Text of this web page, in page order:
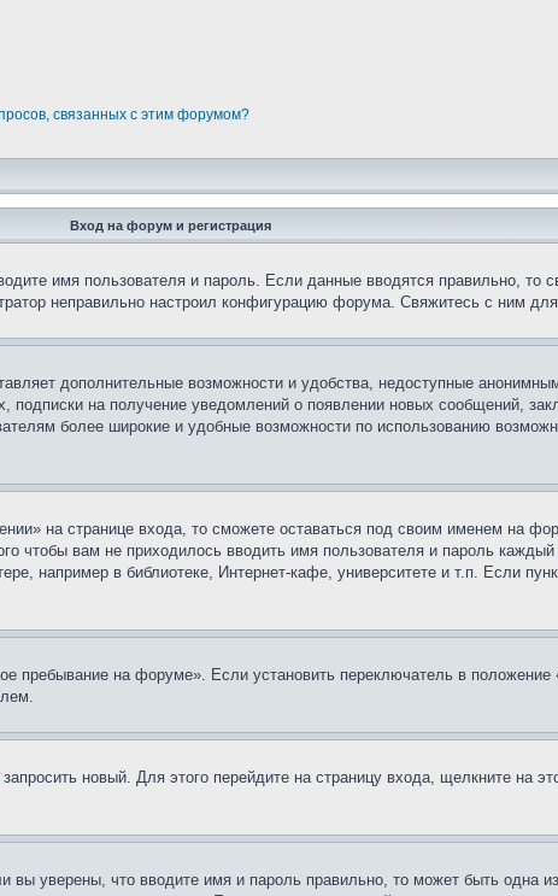
связанных с этим форумом?
Вход на форум и регистрация
имя пользователя и пароль. Если данные вводятся правильно, то
неправильно настроил конфигурацию форума. Свяжитесь с ним для
дополнительные возможности и удобства, недоступные
подписки на получение уведомлений о появлении новых сообщений,
более широкие и удобные возможности по использованию
на странице входа, то сможете оставаться под своим именем на
чтобы вам не приходилось вводить имя пользователя и пароль
например в библиотеке, Интернет-кафе, университете и т.п. Если
пребывание на форуме». Если установить переключатель в
новый. Для этого перейдите на страницу входа, щелкните на
уверены, что вводите имя и пароль правильно, то может быть одна